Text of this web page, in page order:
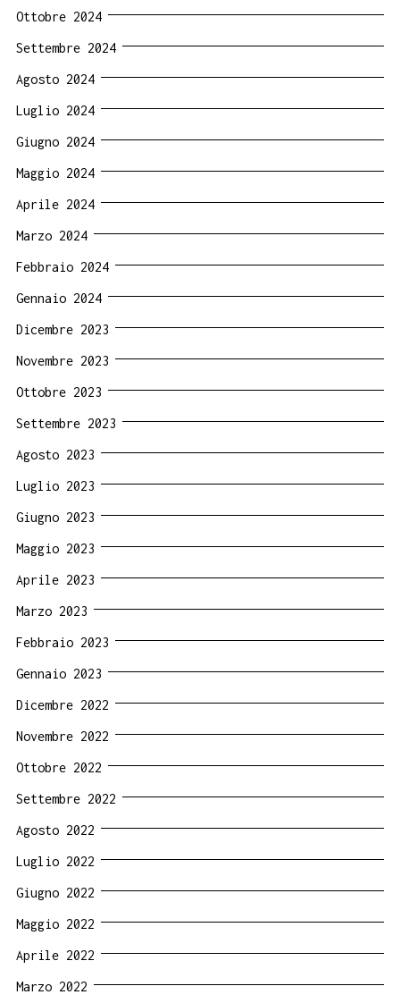
Ottobre 2024
Settembre 2024
Agosto 2024
Luglio 2024
Giugno 2024
Maggio 2024
Aprile 2024
Marzo 2024
Febbraio 2024
Gennaio 2024
Dicembre 2023
Novembre 2023
Ottobre 2023
Settembre 2023
Agosto 2023
Luglio 2023
Giugno 2023
Maggio 2023
Aprile 2023
Marzo 2023
Febbraio 2023
Gennaio 2023
Dicembre 2022
Novembre 2022
Ottobre 2022
Settembre 2022
Agosto 2022
Luglio 2022
Giugno 2022
Maggio 2022
Aprile 2022
Marzo 2022